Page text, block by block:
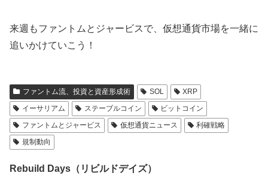
来週もファントムとジャービスで、仮想通貨市場を一緒に
追いかけていこう！
ファントム流、投資と資産形成術 SOL
XRP
イーサリアム
ステーブルコイン
ビットコイン
ファントムとジャービス
仮想通貨ニュース
利確戦略
規制動向
Rebuild Days（リビルドデイズ）